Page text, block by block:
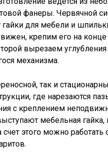
фанеры. Червячной
для мебели и
крепим его на
вырезаем
механизма.
так и
где нарезаются
с креплением
мебельная гайка,
счет этого можно работать